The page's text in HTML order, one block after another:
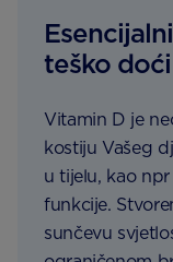
teško doći
Vitamin D je
kostiju Vašeg
u tijelu, kao
funkcije.
sunčevu